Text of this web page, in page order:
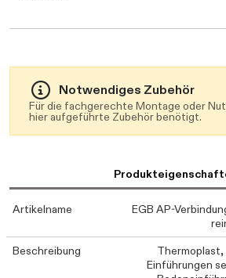
Notwendiges Zubehör
Für die fachgerechte Montage oder
hier aufgeführte Zubehör benötigt.
Artikelname
EGB AP-
Beschreibung
Einführungen